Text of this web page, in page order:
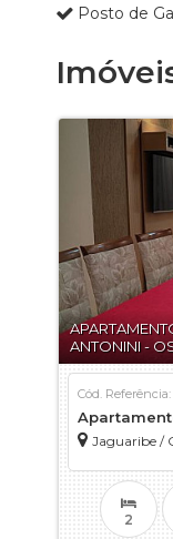
Posto de
ANTONINI -
Cód. Referência:
Jaguaribe /
2